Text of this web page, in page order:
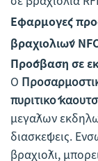
Εφαρμογές
βραχιολιών
Πρόσβαση σε
Ο
πυριτικό
μεγάλων
διασκέψεις.
βραχιόλι,